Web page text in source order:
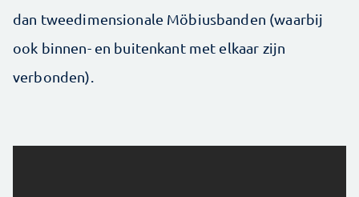
dan tweedimensionale Möbiusbanden (waarbij
ook binnen- en buitenkant met elkaar zijn
verbonden).